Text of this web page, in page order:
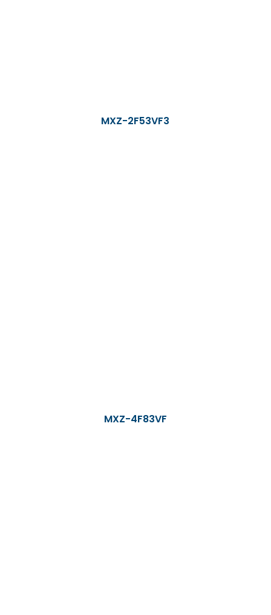
MXZ-2F53VF3
MXZ-4F83VF